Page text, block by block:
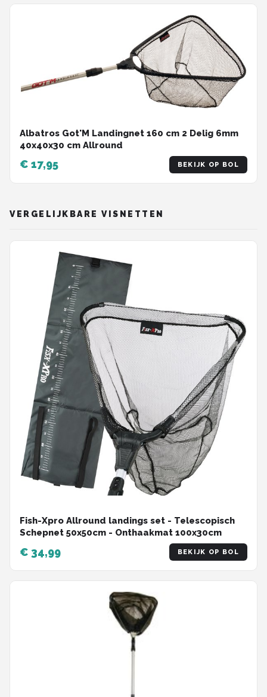
Albatros Got'M Landingnet 160 cm 2 Delig 6mm
40x40x30 cm Allround
€ 17,95 BEKIJK OP BOL
VERGELIJKBARE VISNETTEN
Fish-Xpro Allround landings set - Telescopisch
Schepnet 50x50cm - Onthaakmat 100x30cm
€ 34,99 BEKIJK OP BOL